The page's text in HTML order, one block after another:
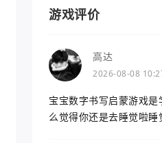
游戏评价
高达
2026-08-08
宝宝数字书写启蒙游戏
么觉得你还是去睡觉啦睡